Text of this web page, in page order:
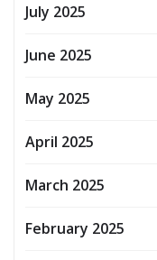
July 2025
June 2025
May 2025
April 2025
March 2025
February 2025